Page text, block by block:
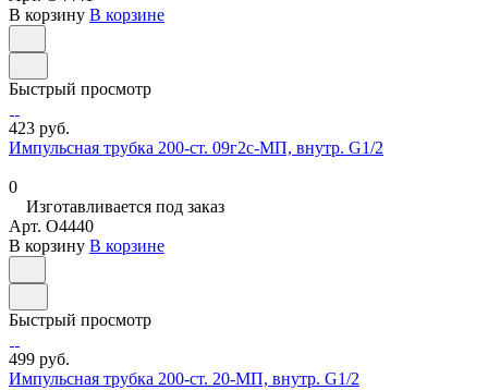
В корзину В корзине
Быстрый просмотр
423 руб.
Импульсная трубка 200-ст. 09г2с-МП, внутр. G1/2
0
Изготавливается под заказ
Арт. O4440
В корзину В корзине
Быстрый просмотр
499 руб.
Импульсная трубка 200-ст. 20-МП, внутр. G1/2